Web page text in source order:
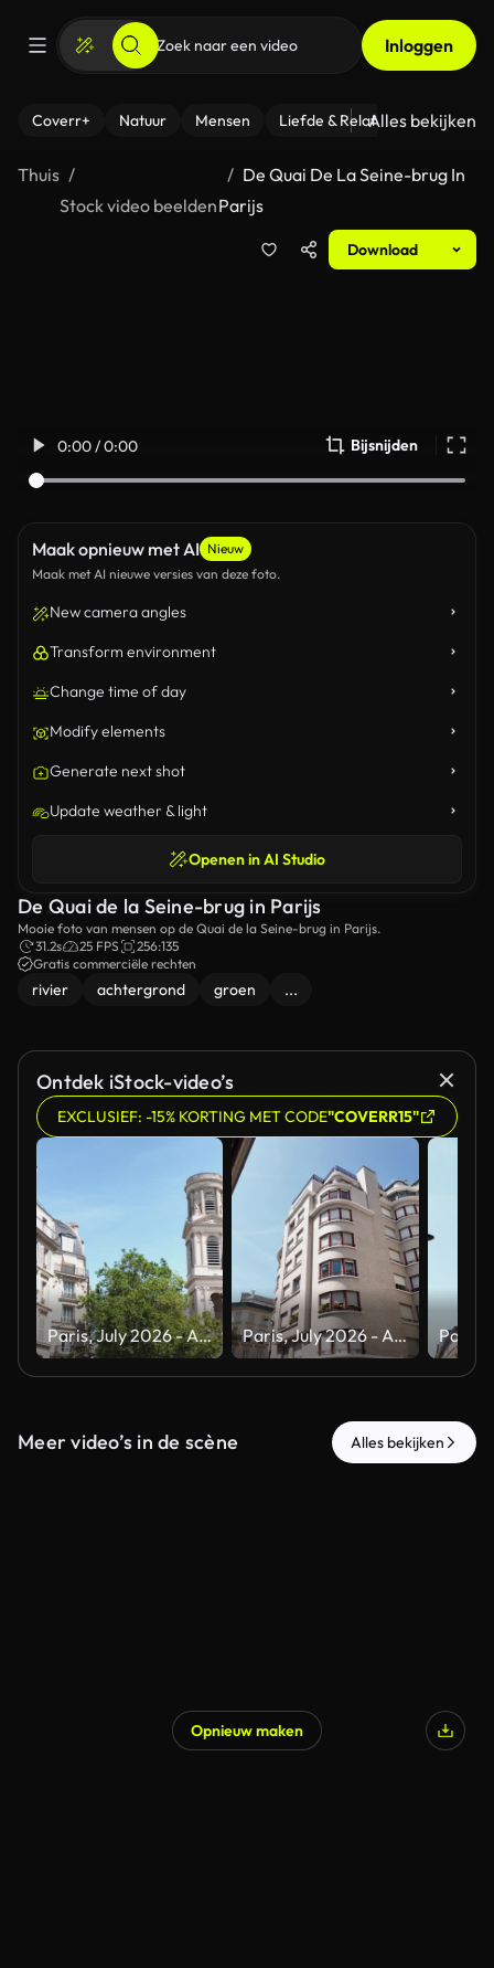
Inloggen
Coverr+ Natuur Mensen Liefde & Relaties - Fitness
Alles bekijken
Thuis
Stock video beelden
De Quai De La Seine-brug In
Parijs
Download
0:00 / 0:00 Bijsnijden
Maak opnieuw met AI Nieuw
Maak met AI nieuwe versies van deze foto.
New camera angles
Transform environment
Change time of day
Modify elements
Generate next shot
Update weather & light
Openen in AI Studio
De Quai de la Seine-brug in Parijs
Mooie foto van mensen op de Quai de la Seine-brug in Parijs.
31.2s
25 FPS
256:135
Gratis commerciële rechten
rivier achtergrond groen ...
Ontdek iStock-video’s
EXCLUSIEF: -15% KORTING MET CODE"COVERR15"
Paris, July 2026 - A tour of the magnificent city of Paris, the capital of France, during the summer and a heat wave Paris, July 2026 - A tour of the magnificent city of Paris, the capital of France, during the summer and a heat wave
Meer video’s in de scène Alles bekijken
Opnieuw maken